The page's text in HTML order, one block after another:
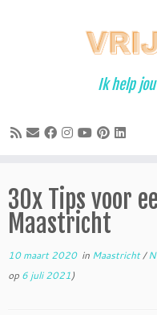
Ik help
30x Tips voor
Maastricht
10 maart 2020in Maastricht/
op 6 juli 2021)